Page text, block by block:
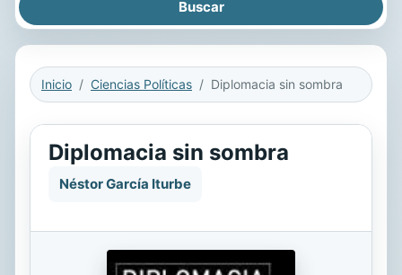
Inicio Ciencias Políticas Diplomacia sin sombra
Diplomacia sin sombra
Néstor García Iturbe